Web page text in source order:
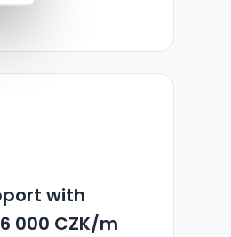
with
000 CZK/m